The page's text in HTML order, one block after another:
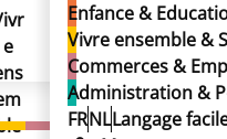
Enfance &
Vivre ensemble &
Commerces &
Administration &
FRNLLangage
e
Co
mm
erc
es
Ad
min
istr
atio